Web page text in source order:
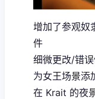
增加了参观奴
件
细微更改/错误
为女王场景添
在 Krait 的夜